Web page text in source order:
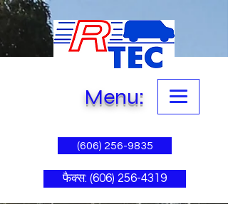
Menu:
(606) 256-9835
फैक्स: (606) 256-4319